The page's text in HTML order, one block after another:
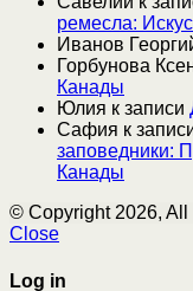
ремесла:
Иванов
Горбунова
Канады
Юлия к записи
Сафия к
заповедники:
Канады
© Copyright 2026,
Close
Log in